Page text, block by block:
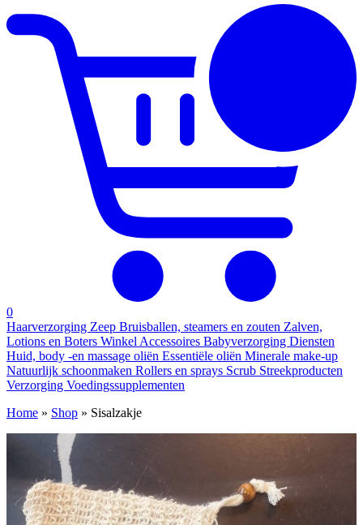
0
Haarverzorging Zeep Bruisballen, steamers en zouten Zalven,
Lotions en Boters Winkel Accessoires Babyverzorging Diensten
Huid, body -en massage oliën Essentiële oliën Minerale make-up
Natuurlijk schoonmaken Rollers en sprays Scrub Streekproducten
Verzorging Voedingssupplementen
Home » Shop » Sisalzakje